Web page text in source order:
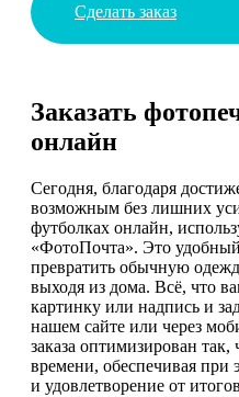
Сделать заказ
Заказать
онлайн
Сегодня, благодаря
возможным без лишних
футболках онлайн,
«ФотоПочта». Это
превратить обычную
выходя из дома. Всё, что
картинку или надпись и
нашем сайте или через
заказа оптимизирован
времени, обеспечивая при
и удовлетворение от